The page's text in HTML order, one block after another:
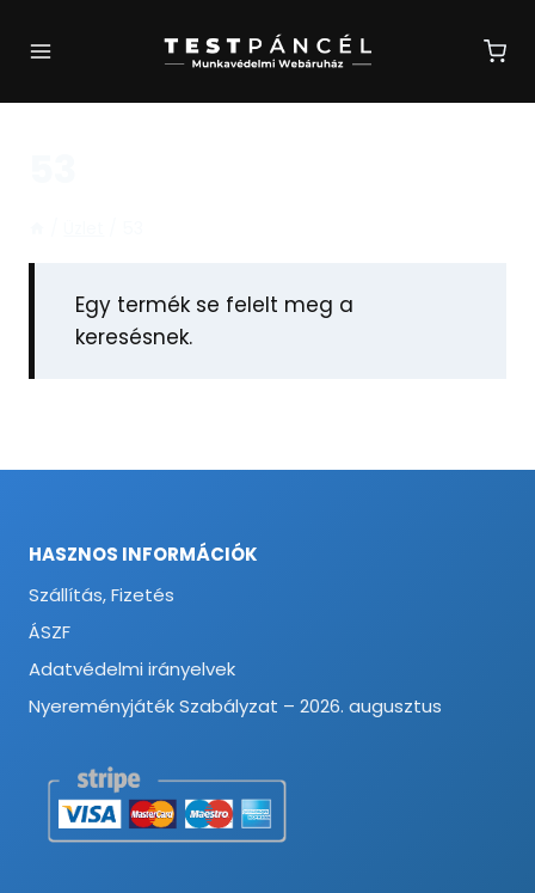
Egy termék se felelt meg a
keresésnek.
HASZNOS INFORMÁCIÓK
Szállítás, Fizetés
ÁSZF
Adatvédelmi irányelvek
Nyereményjáték Szabályzat – 2026. augusztus